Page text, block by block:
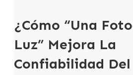
¿Cómo “Una
Luz” Mejora La
Confiabilidad Del